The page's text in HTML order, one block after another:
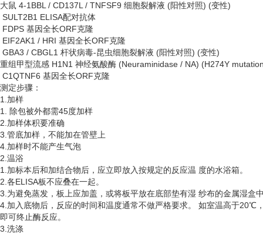
大鼠 4-1BBL / CD137L / TNFSF9 细胞裂解液 (阳性对照) (变性)
SULT2B1 ELISA配对抗体
FDPS 基因全长ORF克隆
EIF2AK1 / HRI 基因全长ORF克隆
GBA3 / CBGL1 杆状病毒-昆虫细胞裂解液 (阳性对照) (变性)
重组甲型流感 H1N1 神经氨酸酶 (Neuraminidase / NA) (H274Y
C1QTNF6 基因全长ORF克隆
测定步骤：
1.加样
1. 除包被外都需45度加样
2.加样体积要准确
3.管底加样，不能加在管壁上
4.加样时不能产生气泡
2.温浴
1.加标本后和加结合物后，应立即放入按规定的反应温 度的水浴箱。
2.各ELISA板不应叠在一起。
3.为避免蒸发，板上应加盖，或将板平放在底部垫有湿 纱布的金属湿盒
4.加入底物后，反应的时间和温度通常不做严格要求。 如室温高于20℃
即可终止酶反应。
3.洗涤